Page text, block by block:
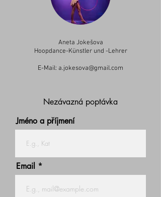
Aneta Jokešova
Hoopdance-Künstler und -Lehrer
E-Mail: a.jokesova@gmail.com
Nezávazná poptávka
Jméno a příjmení
Email